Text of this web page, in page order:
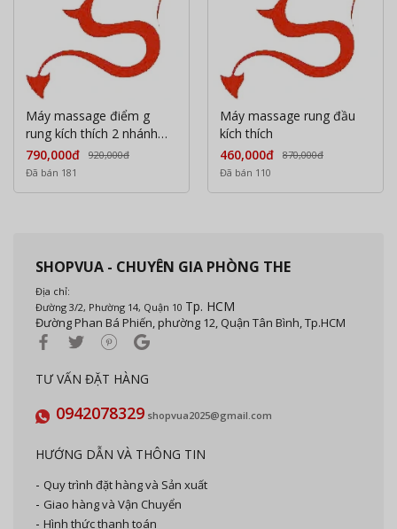
Máy massage điểm g
rung kích thích 2 nhánh
rung siêu mạnh
790,000đ
920,000đ
Đã bán 181
Máy massage rung đầu
kích thích
460,000đ
870,000đ
Đã bán 110
SHOPVUA - CHUYÊN GIA PHÒNG THE
Địa chỉ:
Đường 3/2, Phường 14, Quận 10 Tp. HCM
Đường Phan Bá Phiến, phường 12, Quận Tân Bình, Tp.HCM
TƯ VẤN ĐẶT HÀNG
0942078329 shopvua2025@gmail.com
HƯỚNG DẪN VÀ THÔNG TIN
Quy trình đặt hàng và Sản xuất
Giao hàng và Vận Chuyển
Hình thức thanh toán